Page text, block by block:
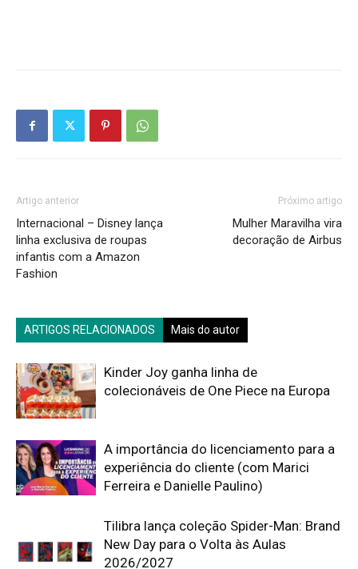
Artigo anterior
Internacional – Disney lança
linha exclusiva de roupas
infantis com a Amazon
Fashion
Próximo artigo
Mulher Maravilha vira
decoração de Airbus
ARTIGOS RELACIONADOS Mais do autor
Kinder Joy ganha linha de
colecionáveis de One Piece na Europa
A importância do licenciamento para a
experiência do cliente (com Marici
Ferreira e Danielle Paulino)
Tilibra lança coleção Spider-Man: Brand
New Day para o Volta às Aulas
2026/2027